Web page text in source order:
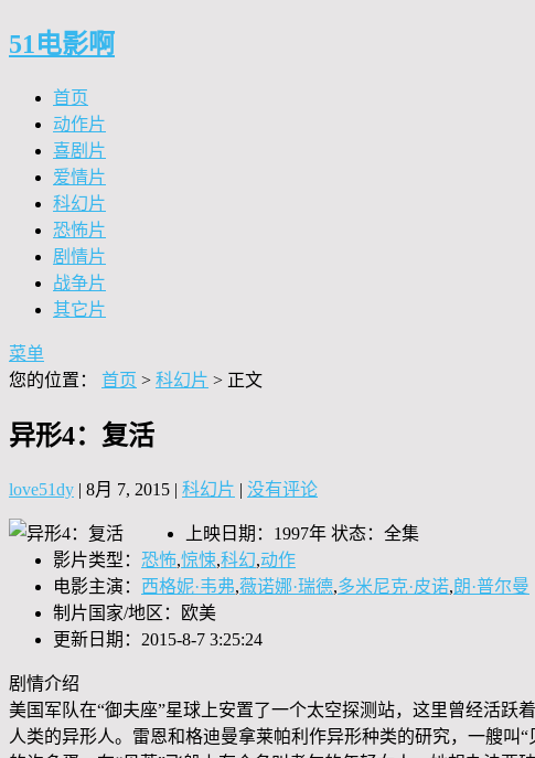
51电影啊
首页
动作片
喜剧片
爱情片
科幻片
恐怖片
剧情片
战争片
其它片
菜单
您的位置： 首页 > 科幻片 > 正文
异形4：复活
love51dy | 8月 7, 2015 | 科幻片 | 没有评论
上映日期：1997年 状态：全集
影片类型： 恐怖,惊悚,科幻,动作
电影主演： 西格妮·韦弗,薇诺娜·瑞德,多米尼克·皮诺,朗·普尔曼
制片国家/地区：欧美
更新日期：2015-8-7 3:25:24
剧情介绍
美国军队在“御夫座”星球上安置了一个太空探测站，这里曾经活
人类的异形人。雷恩和格迪曼拿莱帕利作异形种类的研究，一艘叫